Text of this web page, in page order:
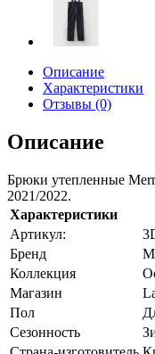
Описание
Характеристики
Отзывы (0)
Описание
Брюки утепленные
2021/2022.
Характеристики
Артикул:
Бренд
Коллекция
Магазин
Пол
Сезонность